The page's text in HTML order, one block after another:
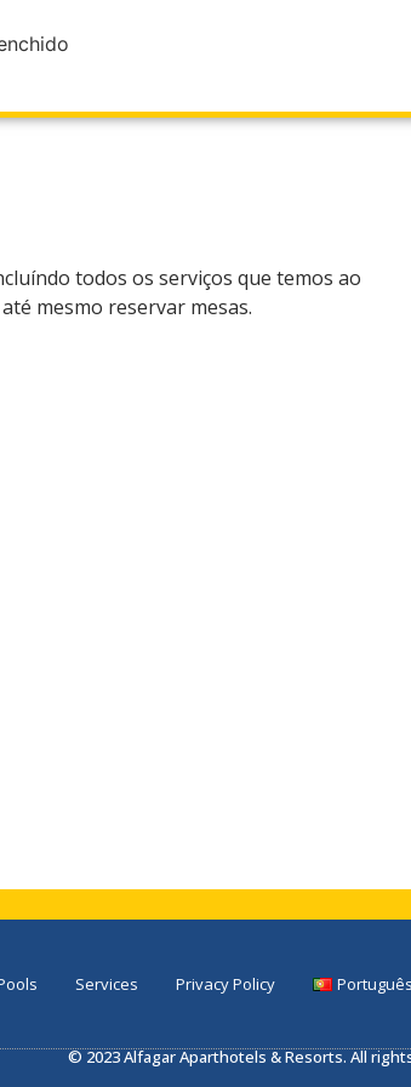
todos os serviços que temos ao
mesmo reservar mesas.
Services Privacy Policy Português
© 2023 Alfagar Aparthotels & Resorts. All